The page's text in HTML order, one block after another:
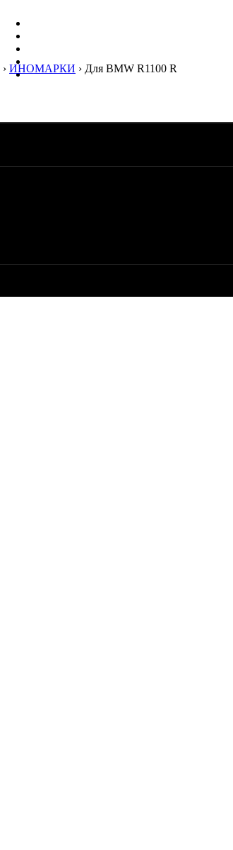
› ИНОМАРКИ › Для BMW R1100 R